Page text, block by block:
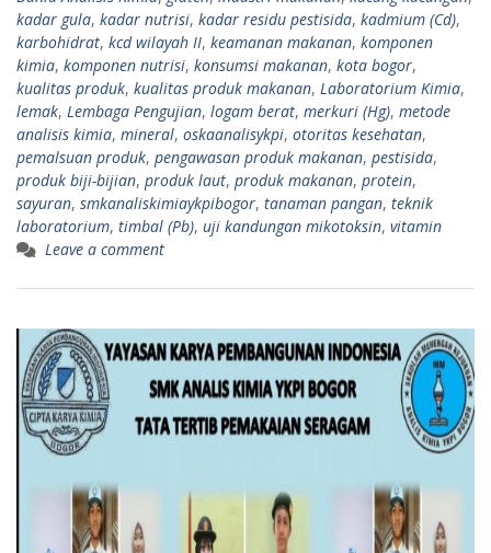
kadar gula, kadar nutrisi, kadar residu pestisida, kadmium (Cd),
karbohidrat, kcd wilayah II, keamanan makanan, komponen
kimia, komponen nutrisi, konsumsi makanan, kota bogor,
kualitas produk, kualitas produk makanan, Laboratorium Kimia,
lemak, Lembaga Pengujian, logam berat, merkuri (Hg), metode
analisis kimia, mineral, oskaanalisykpi, otoritas kesehatan,
pemalsuan produk, pengawasan produk makanan, pestisida,
produk biji-bijian, produk laut, produk makanan, protein,
sayuran, smkanaliskimiaykpibogor, tanaman pangan, teknik
laboratorium, timbal (Pb), uji kandungan mikotoksin, vitamin
Leave a comment